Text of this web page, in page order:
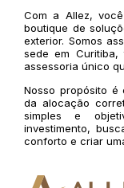
Com a Allez,
boutique de
exterior. Somos
sede em
assessoria único
Nosso propósito é
da alocação
simples e
investimento,
conforto e criar